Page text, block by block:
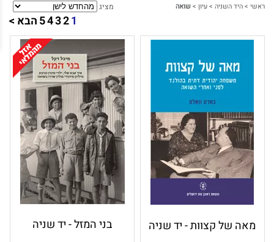
ראשי >היד השניה >עיון >שואה מציג
1
2
3
4
5הבא >
מאה של קצוות - יד שניה בני המזל - יד שניה